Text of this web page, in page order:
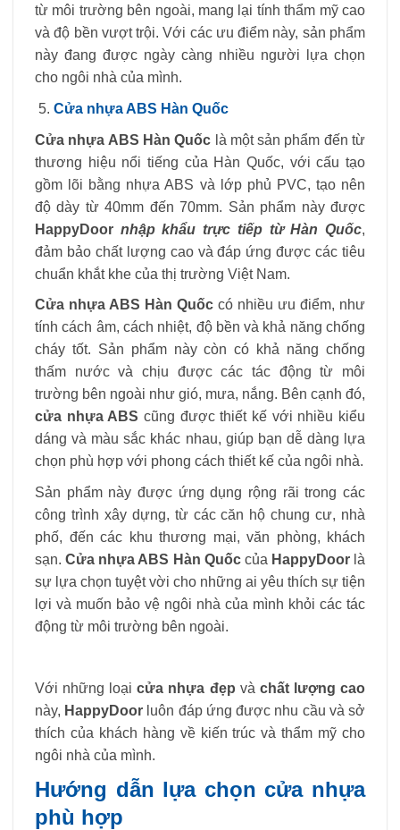
từ môi trường bên ngoài, mang lại tính thẩm mỹ cao
và độ bền vượt trội. Với các ưu điểm này, sản phẩm
này đang được ngày càng nhiều người lựa chọn
cho ngôi nhà của mình.
Cửa nhựa ABS Hàn Quốc
Cửa nhựa ABS Hàn Quốc là một sản phẩm đến từ
thương hiệu nổi tiếng của Hàn Quốc, với cấu tạo
gồm lõi bằng nhựa ABS và lớp phủ PVC, tạo nên
độ dày từ 40mm đến 70mm. Sản phẩm này được
HappyDoor nhập khẩu trực tiếp từ Hàn Quốc,
đảm bảo chất lượng cao và đáp ứng được các tiêu
chuẩn khắt khe của thị trường Việt Nam.
Cửa nhựa ABS Hàn Quốc có nhiều ưu điểm, như
tính cách âm, cách nhiệt, độ bền và khả năng chống
cháy tốt. Sản phẩm này còn có khả năng chống
thấm nước và chịu được các tác động từ môi
trường bên ngoài như gió, mưa, nắng. Bên cạnh đó,
cửa nhựa ABS cũng được thiết kế với nhiều kiểu
dáng và màu sắc khác nhau, giúp bạn dễ dàng lựa
chọn phù hợp với phong cách thiết kế của ngôi nhà.
Sản phẩm này được ứng dụng rộng rãi trong các
công trình xây dựng, từ các căn hộ chung cư, nhà
phố, đến các khu thương mại, văn phòng, khách
sạn.Cửa nhựa ABS Hàn Quốccủa HappyDoorlà
sự lựa chọn tuyệt vời cho những ai yêu thích sự tiện
lợi và muốn bảo vệ ngôi nhà của mình khỏi các tác
động từ môi trường bên ngoài.
Với những loạicửa nhựa đẹp và chất lượng cao
này, HappyDoor luôn đáp ứng được nhu cầu và sở
thích của khách hàng về kiến trúc và thẩm mỹ cho
ngôi nhà của mình.
Hướng dẫn lựa chọn cửa nhựa
phù hợp